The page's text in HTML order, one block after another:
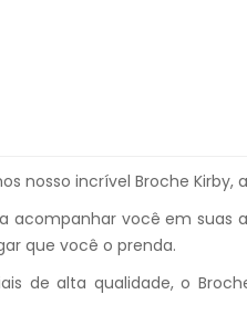
nosso incrível Broche
acompanhar você em suas
que você o prenda.
de alta qualidade, o